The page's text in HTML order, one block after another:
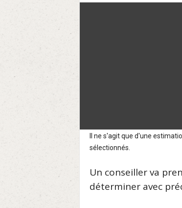
Il ne s'agit que d'une
sélectionnés.
Un conseiller va
déterminer avec